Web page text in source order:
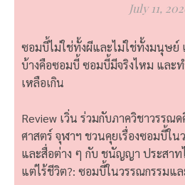
July 11,
ซอมบี้ไม่ใช่ทั้งผีและไม่ใช่ทั้งมนุษย์
บ้างคือซอมบี้ ซอมบี้มีจริงไหม และ
เหลือเกิน
Review เวิ่น ร่วมกับภาควิชาวรรณ
ศาสตร์ จุฬาฯ ชวนคุยเรื่องซอมบี้ใ
และสื่อต่าง ๆ กับ ชนัญญา ประสาท
แต่ไร้ชีวิต?: ซอมบี้ในวรรณกรรมแ